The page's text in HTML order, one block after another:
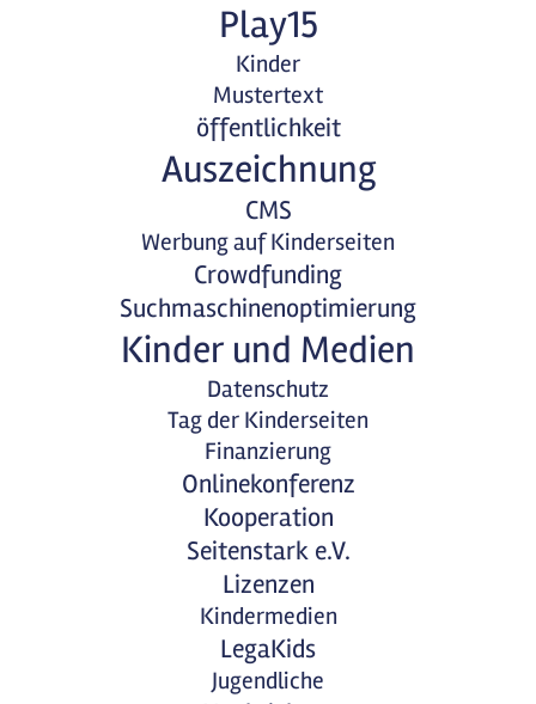
Play15
Kinder
Mustertext
öffentlichkeit
Auszeichnung
CMS
Werbung auf Kinderseiten
Crowdfunding
Suchmaschinenoptimierung
Kinder und Medien
Datenschutz
Tag der Kinderseiten
Finanzierung
Onlinekonferenz
Kooperation
Seitenstark e.V.
Lizenzen
Kindermedien
LegaKids
Jugendliche